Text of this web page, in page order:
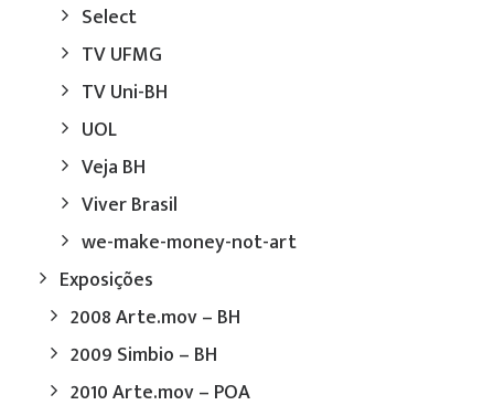
Select
TV UFMG
TV Uni-BH
UOL
Veja BH
Viver Brasil
we-make-money-not-art
Exposições
2008 Arte.mov – BH
2009 Simbio – BH
2010 Arte.mov – POA